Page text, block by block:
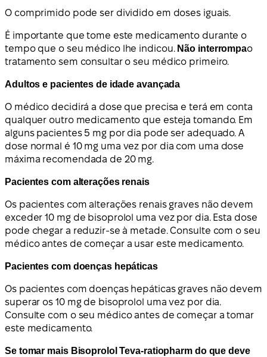
O comprimido pode ser dividido em doses iguais.
É importante que tome este medicamento durante o
tempo que o seu médico lhe indicou. Não interrompao
tratamento sem consultar o seu médico primeiro.
Adultos e pacientes de idade avançada
O médico decidirá a dose que precisa e terá em conta
qualquer outro medicamento que esteja tomando. Em
alguns pacientes 5 mg por dia pode ser adequado. A
dose normal é 10 mg uma vez por dia com uma dose
máxima recomendada de 20 mg.
Pacientes com alterações renais
Os pacientes com alterações renais graves não devem
exceder 10 mg de bisoprolol uma vez por dia. Esta dose
pode chegar a reduzir-se à metade. Consulte com o seu
médico antes de começar a usar este medicamento.
Pacientes com doenças hepáticas
Os pacientes com doenças hepáticas graves não devem
superar os 10 mg de bisoprolol uma vez por dia.
Consulte com o seu médico antes de começar a tomar
este medicamento.
Se tomar mais Bisoprolol Teva-ratiopharm do que deve